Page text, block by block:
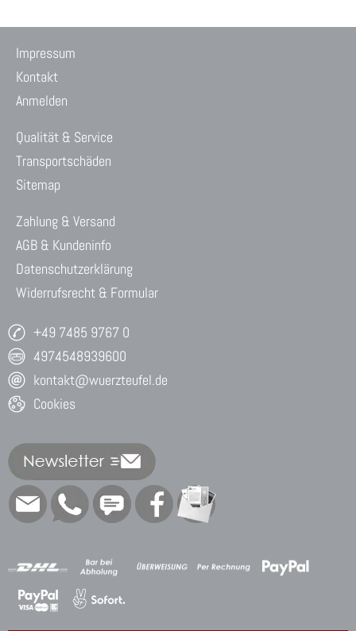
Impressum
Kontakt
Anmelden
Qualität & Service
Transportschäden
Sitemap
Zahlung & Versand
AGB & Kundeninfo
Datenschutzerklärung
Widerrufsrecht & Formular
+49 7485 9767 0
4974548939600
kontakt@wuerzteufel.de
Cookies